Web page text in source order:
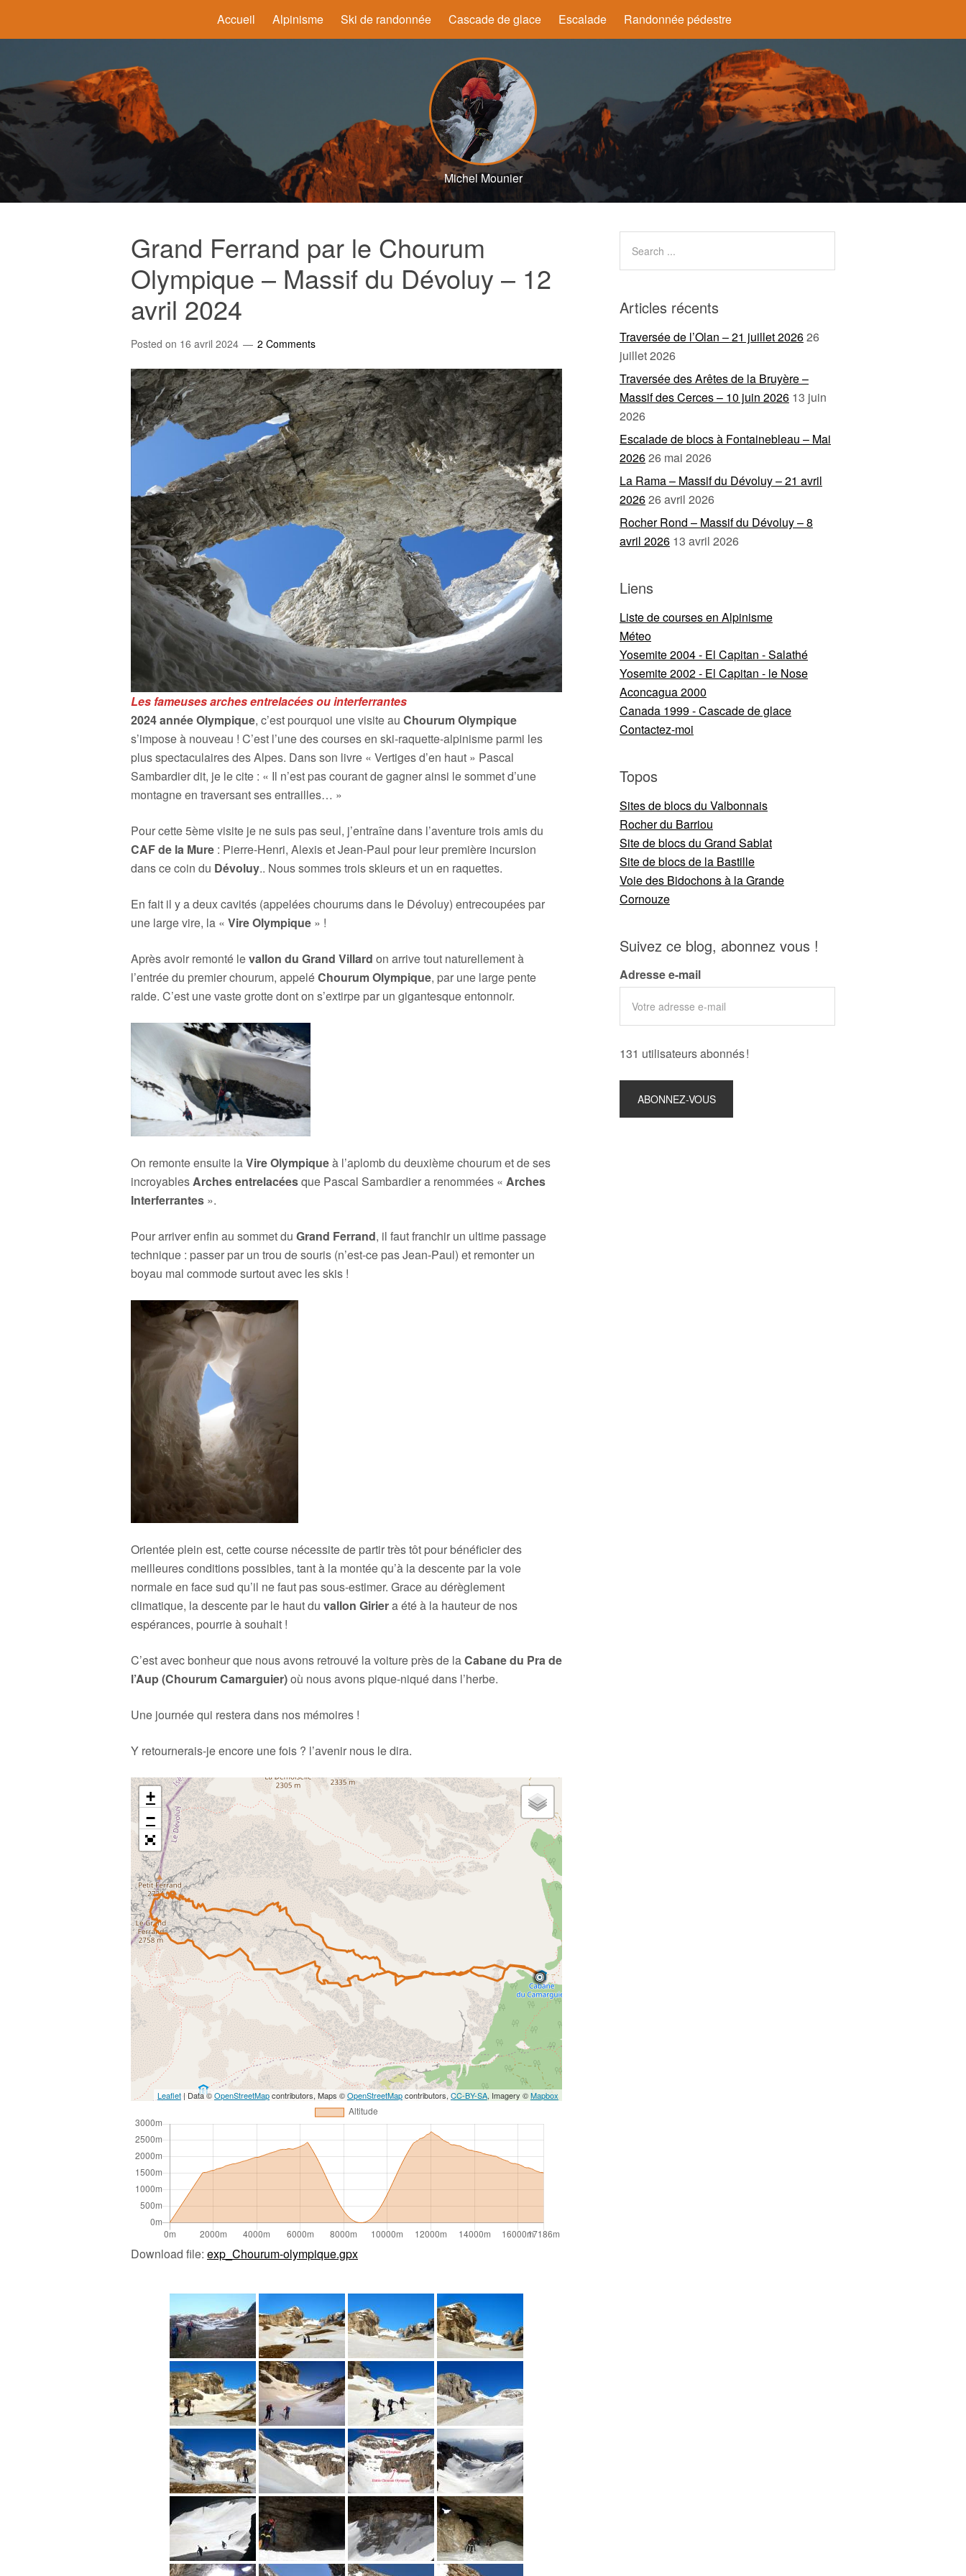
Accueil Alpinisme Ski de randonnée Cascade de glace Escalade Randonnée pédestre
Michel Mounier
Grand Ferrand par le Chourum
Olympique – Massif du Dévoluy – 12
avril 2024
Posted on 16 avril 2024 2 Comments
Les fameuses arches entrelacées ou interferrantes
2024 année Olympique, c’est pourquoi une visite au Chourum Olympique
s’impose à nouveau ! C’est l’une des courses en ski-raquette-alpinisme parmi les
plus spectaculaires des Alpes. Dans son livre « Vertiges d’en haut » Pascal
Sambardier dit, je le cite : « Il n’est pas courant de gagner ainsi le sommet d’une
montagne en traversant ses entrailles… »
Pour cette 5ème visite je ne suis pas seul, j’entraîne dans l’aventure trois amis du
CAF de la Mure : Pierre-Henri, Alexis et Jean-Paul pour leur première incursion
dans ce coin du Dévoluy.. Nous sommes trois skieurs et un en raquettes.
En fait il y a deux cavités (appelées chourums dans le Dévoluy) entrecoupées par
une large vire, la « Vire Olympique » !
Après avoir remonté levallon du Grand Villard on arrive tout naturellement à
l’entrée du premier chourum, appeléChourum Olympique, par une large pente
raide. C’est une vaste grotte dont on s’extirpe par un gigantesque entonnoir.
On remonte ensuite laVire Olympiqueà l’aplomb du deuxième chourum et de ses
incroyablesArches entrelacéesque Pascal Sambardier a renommées « Arches
Interferrantes ».
Pour arriver enfin au sommet du Grand Ferrand, il faut franchir un ultime passage
technique : passer par un trou de souris (n’est-ce pas Jean-Paul) et remonter un
boyau mal commode surtout avec les skis !
Orientée plein est, cette course nécessite de partir très tôt pour bénéficier des
meilleures conditions possibles, tant à la montée qu’à la descente par la voie
normale en face sud qu’il ne faut pas sous-estimer. Grace au dérèglement
climatique, la descente par le haut du vallon Giriera été à la hauteur de nos
espérances, pourrie à souhait !
C’est avec bonheur que nous avons retrouvé la voiture près de laCabane du Pra de
l’Aup(Chourum Camarguier)où nous avons pique-niqué dans l’herbe.
Une journée qui restera dans nos mémoires !
Y retournerais-je encore une fois ? l’avenir nous le dira.
+
−
Leaflet| Data ©OpenStreetMapcontributors, Maps ©OpenStreetMapcontributors, CC-BY-SA, Imagery ©Mapbox
Download file: exp_Chourum-olympique.gpx
Articles récents
Traversée de l’Olan – 21 juillet 202626
juillet 2026
Traversée des Arêtes de la Bruyère –
Massif des Cerces – 10 juin 2026 13 juin
2026
Escalade de blocs à Fontainebleau – Mai
202626 mai 2026
La Rama – Massif du Dévoluy – 21 avril
202626 avril 2026
Rocher Rond – Massif du Dévoluy – 8
avril 2026 13 avril 2026
Liens
Liste de courses en Alpinisme
Méteo
Yosemite 2004 - El Capitan - Salathé
Yosemite 2002 - El Capitan - le Nose
Aconcagua 2000
Canada 1999 - Cascade de glace
Contactez-moi
Topos
Sites de blocs du Valbonnais
Rocher du Barriou
Site de blocs du Grand Sablat
Site de blocs de la Bastille
Voie des Bidochons à la Grande
Cornouze
Suivez ce blog, abonnez vous !
Adresse e-mail
131 utilisateurs abonnés !